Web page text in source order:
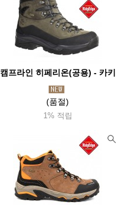
캠프라인 히페리온(공용) - 카키
(품절)
1% 적립